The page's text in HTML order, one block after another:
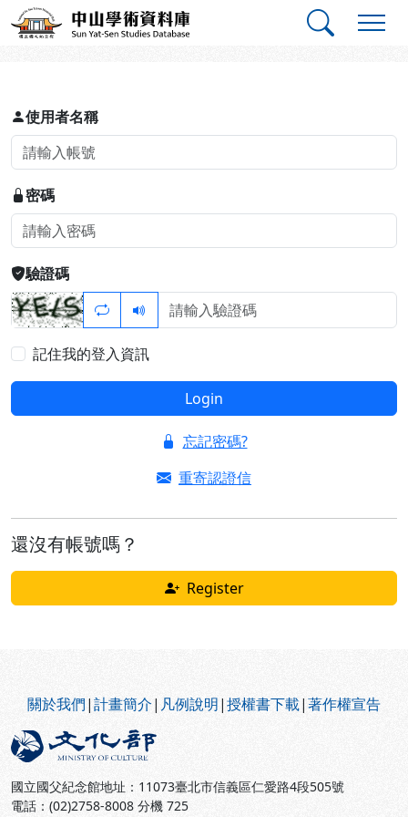
跳到主要內容
中山學術資料庫
登入
使用者名稱
密碼
驗證碼
記住我的登入資訊
Login
忘記密碼?
重寄認證信
還沒有帳號嗎？
Register
關於我們|計畫簡介| 凡例說明|授權書下載|著作權宣告
國立國父紀念館地址：11073臺北市信義區仁愛路4段505號
電話：(02)2758-8008 分機 725